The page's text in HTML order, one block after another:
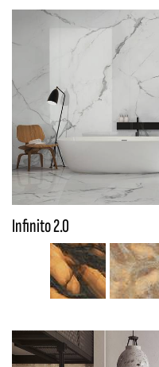
Infinito 2.0